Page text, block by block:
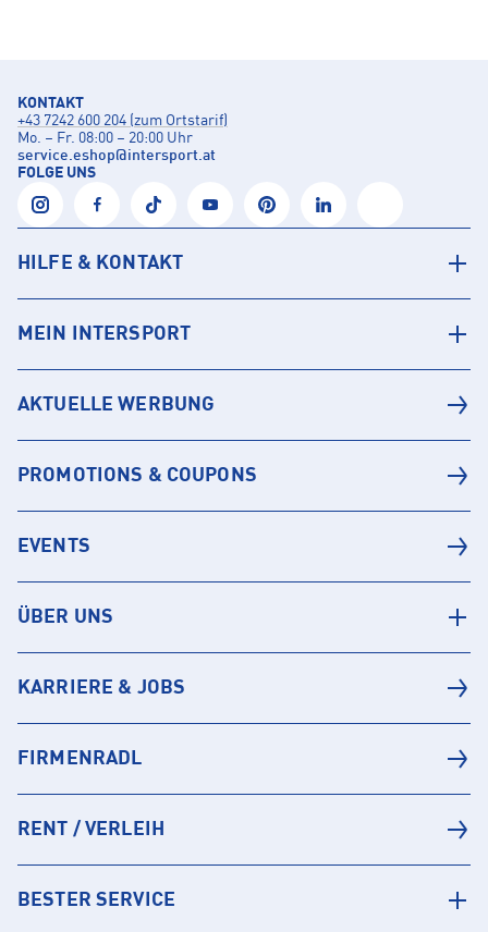
KONTAKT
+43 7242 600 204 (zum Ortstarif)
Mo. – Fr. 08:00 – 20:00 Uhr
service.eshop@intersport.at
FOLGE UNS
HILFE & KONTAKT
MEIN INTERSPORT
AKTUELLE WERBUNG
PROMOTIONS & COUPONS
EVENTS
ÜBER UNS
KARRIERE & JOBS
FIRMENRADL
RENT / VERLEIH
BESTER SERVICE